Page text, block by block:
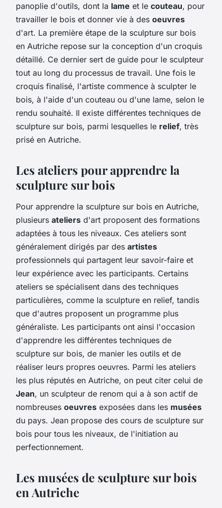
panoplie d'outils, dont la lame et le couteau, pour
travailler le bois et donner vie à des oeuvres
d'art. La première étape de la sculpture sur bois
en Autriche repose sur la conception d'un croquis
détaillé. Ce dernier sert de guide pour le sculpteur
tout au long du processus de travail. Une fois le
croquis finalisé, l'artiste commence à sculpter le
bois, à l'aide d'un couteau ou d'une lame, selon le
rendu souhaité. Il existe différentes techniques de
sculpture sur bois, parmi lesquelles le relief, très
prisé en Autriche.
Les ateliers pour apprendre la
sculpture sur bois
Pour apprendre la sculpture sur bois en Autriche,
plusieurs ateliers d'art proposent des formations
adaptées à tous les niveaux. Ces ateliers sont
généralement dirigés par des artistes
professionnels qui partagent leur savoir-faire et
leur expérience avec les participants. Certains
ateliers se spécialisent dans des techniques
particulières, comme la sculpture en relief, tandis
que d'autres proposent un programme plus
généraliste. Les participants ont ainsi l'occasion
d'apprendre les différentes techniques de
sculpture sur bois, de manier les outils et de
réaliser leurs propres oeuvres. Parmi les ateliers
les plus réputés en Autriche, on peut citer celui de
Jean, un sculpteur de renom qui a à son actif de
nombreuses oeuvres exposées dans les musées
du pays. Jean propose des cours de sculpture sur
bois pour tous les niveaux, de l'initiation au
perfectionnement.
Les musées de sculpture sur bois
en Autriche